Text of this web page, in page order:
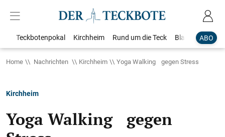
ABO
Teckbotenpokal Kirchheim Rund um die Teck Blaulicht
Home Nachrichten Kirchheim Yoga Walking gegen Stress
Kirchheim
Yoga Walking gegen